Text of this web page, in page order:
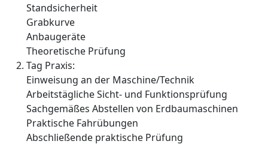
Standsicherheit
Grabkurve
Anbaugeräte
Theoretische Prüfung
Tag Praxis:
Einweisung an der Maschine/Technik
Arbeitstägliche Sicht- und Funktionsprüfung
Sachgemäßes Abstellen von Erdbaumaschinen
Praktische Fahrübungen
Abschließende praktische Prüfung